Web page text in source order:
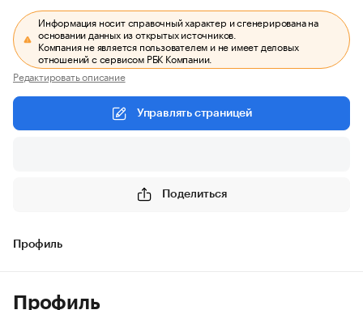
Информация носит справочный характер и сгенерирована на
основании данных из открытых источников.
Компания не является пользователем и не имеет деловых
отношений с сервисом РБК Компании.
Редактировать описание
Управлять страницей
Поделиться
Профиль
Профиль